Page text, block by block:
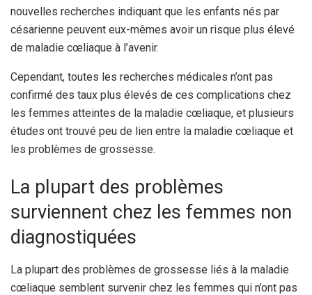
nouvelles recherches indiquant que les enfants nés par
césarienne peuvent eux-mêmes avoir un risque plus élevé
de maladie cœliaque à l’avenir.
Cependant, toutes les recherches médicales n’ont pas
confirmé des taux plus élevés de ces complications chez
les femmes atteintes de la maladie cœliaque, et plusieurs
études ont trouvé peu de lien entre la maladie cœliaque et
les problèmes de grossesse.
La plupart des problèmes
surviennent chez les femmes non
diagnostiquées
La plupart des problèmes de grossesse liés à la maladie
cœliaque semblent survenir chez les femmes qui n’ont pas